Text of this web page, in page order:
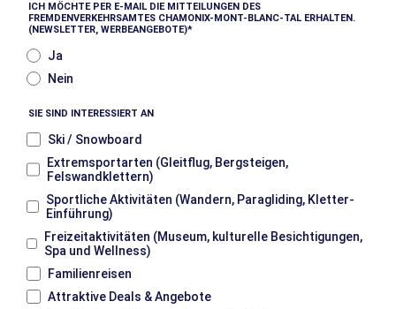
ICH MÖCHTE PER E-MAIL DIE MITTEILUNGEN DES
FREMDENVERKEHRSAMTES CHAMONIX-MONT-BLANC-TAL ERHALTEN.
(NEWSLETTER, WERBEANGEBOTE)
Ja
Nein
SIE SIND INTERESSIERT AN
Ski / Snowboard
Extremsportarten (Gleitflug, Bergsteigen,
Felswandklettern)
Sportliche Aktivitäten (Wandern, Paragliding, Kletter-
Einführung)
Freizeitaktivitäten (Museum, kulturelle Besichtigungen,
Spa und Wellness)
Familienreisen
Attraktive Deals & Angebote